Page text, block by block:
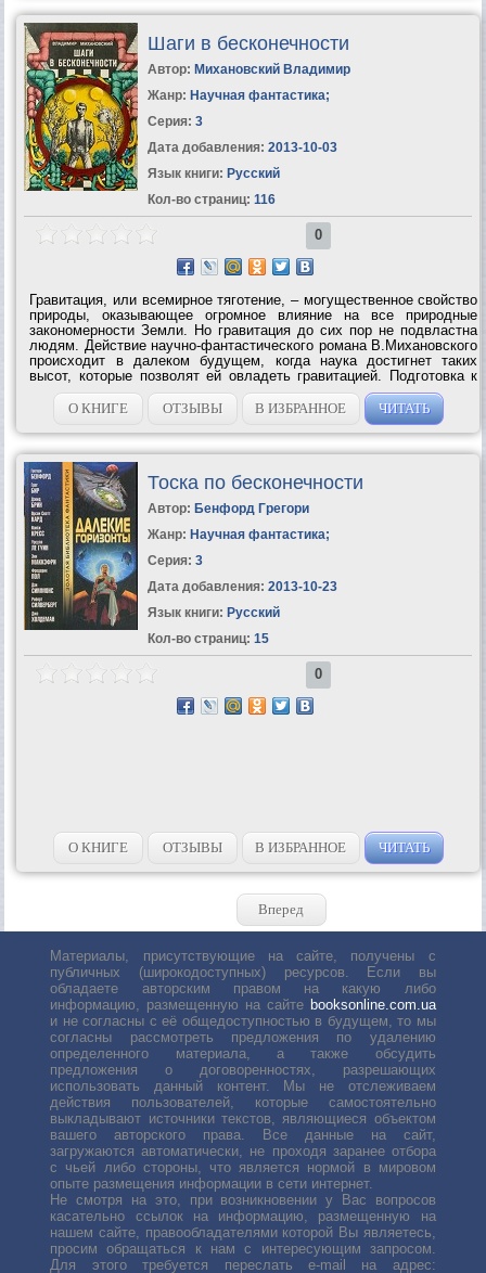
Шаги в бесконечности
Автор: Михановский Владимир
Жанр: Научная фантастика;
Серия: 3
Дата добавления: 2013-10-03
Язык книги: Русский
Кол-во страниц: 116
0
Гравитация, или всемирное тяготение, – могущественное свойство
природы, оказывающее огромное влияние на все природные
закономерности Земли. Но гравитация до сих пор не подвластна
людям. Действие научно-фантастического романа В.Михановского
происходит в далеком будущем, когда наука достигнет таких
высот, которые позволят ей овладеть гравитацией. Подготовка к
этой цели и сверхдальняя экспедиция для ее достижения, вот
тема...О КНИГЕ ОТЗЫВЫ В ИЗБРАННОЕ ЧИТАТЬ
Тоска по бесконечности
Автор: Бенфорд Грегори
Жанр: Научная фантастика;
Серия: 3
Дата добавления: 2013-10-23
Язык книги: Русский
Кол-во страниц: 15
0
О КНИГЕ ОТЗЫВЫ В ИЗБРАННОЕ ЧИТАТЬ
Вперед
Материалы, присутствующие на сайте, получены с
публичных (широкодоступных) ресурсов. Если вы
обладаете авторским правом на какую либо
информацию, размещенную на сайте booksonline.com.ua
и не согласны с её общедоступностью в будущем, то мы
согласны рассмотреть предложения по удалению
определенного материала, а также обсудить
предложения о договоренностях, разрешающих
использовать данный контент. Мы не отслеживаем
действия пользователей, которые самостоятельно
выкладывают источники текстов, являющиеся объектом
вашего авторского права. Все данные на сайт,
загружаются автоматически, не проходя заранее отбора
с чьей либо стороны, что является нормой в мировом
опыте размещения информации в сети интернет.
Не смотря на это, при возникновении у Вас вопросов
касательно ссылок на информацию, размещенную на
нашем сайте, правообладателями которой Вы являетесь,
просим обращаться к нам с интересующим запросом.
Для этого требуется переслать е-mail на адрес: